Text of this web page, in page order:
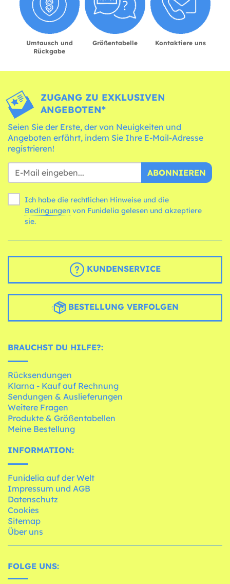
Umtausch und
Rückgabe
Größentabelle Kontaktiere uns
ZUGANG ZU EXKLUSIVEN
ANGEBOTEN*
Seien Sie der Erste, der von Neuigkeiten und
Angeboten erfährt, indem Sie Ihre E-Mail-Adresse
registrieren!
ABONNIEREN
Ich habe die rechtlichen Hinweise und die
Bedingungen
sie.
KUNDENSERVICE
BESTELLUNG VERFOLGEN
BRAUCHST DU HILFE?:
Rücksendungen
Klarna - Kauf auf Rechnung
Sendungen & Auslieferungen
Weitere Fragen
Produkte & Größentabellen
Meine Bestellung
INFORMATION:
Funidelia auf der Welt
Impressum und AGB
Datenschutz
Cookies
Sitemap
Über uns
FOLGE UNS: